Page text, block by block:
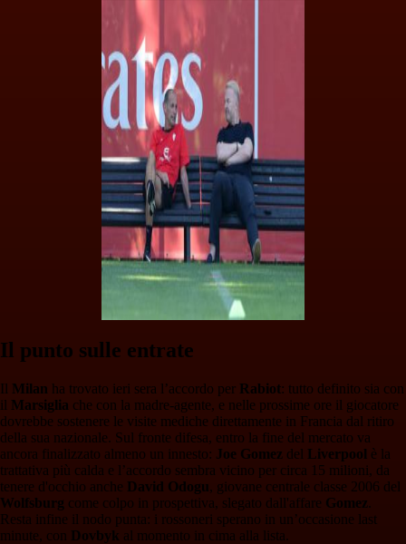
Il punto sulle entrate
Il Milan ha trovato ieri sera l’accordo per Rabiot: tutto definito sia con
il Marsiglia che con la madre-agente, e nelle prossime ore il giocatore
dovrebbe sostenere le visite mediche direttamente in Francia dal ritiro
della sua nazionale. Sul fronte difesa, entro la fine del mercato va
ancora finalizzato almeno un innesto: Joe Gomez del Liverpool è la
trattativa più calda e l’accordo sembra vicino per circa 15 milioni, da
tenere d'occhio anche David Odogu, giovane centrale classe 2006 del
Wolfsburg come colpo in prospettiva, slegato dall'affare Gomez.
Resta infine il nodo punta: i rossoneri sperano in un’occasione last
minute, con Dovbyk al momento in cima alla lista.